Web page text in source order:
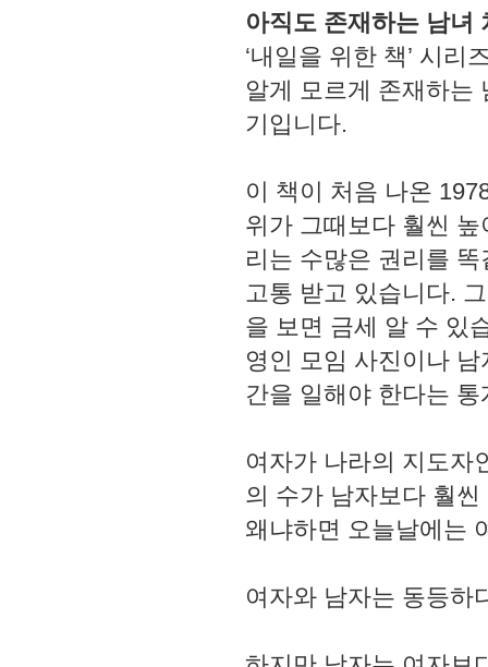
아직도 존재하는 남녀
‘내일을 위한 책’ 시
알게 모르게 존재하는
기입니다.
이 책이 처음 나온
위가 그때보다 훨씬
리는 수많은 권리를
고통 받고 있습니다.
을 보면 금세 알 수 있
영인 모임 사진이나
간을 일해야 한다는
여자가 나라의 지도자
의 수가 남자보다 훨
왜냐하면 오늘날에는
여자와 남자는 동등하